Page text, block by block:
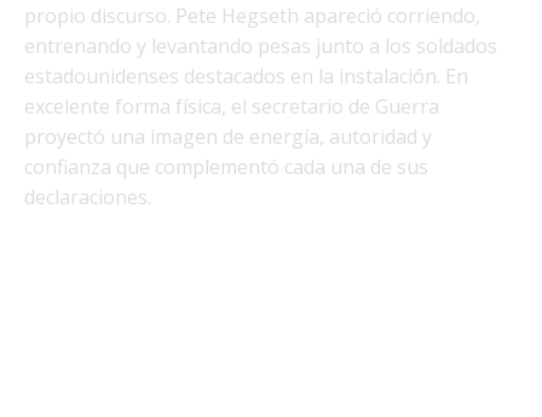
propio discurso. Pete Hegseth apareció corriendo,
entrenando y levantando pesas junto a los soldados
estadounidenses destacados en la instalación. En
excelente forma física, el secretario de Guerra
proyectó una imagen de energía, autoridad y
confianza que complementó cada una de sus
declaraciones.